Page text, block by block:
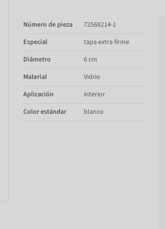
Número de pieza
72568214-1
Especial
tapa extra firme
Diámetro
6 cm
Material
Vidrio
Aplicación
interior
Color estándar
blanco